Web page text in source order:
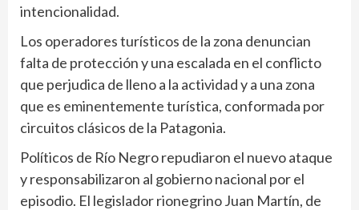
intencionalidad.
Los operadores turísticos de la zona denuncian
falta de protección y una escalada en el conflicto
que perjudica de lleno a la actividad y a una zona
que es eminentemente turística, conformada por
circuitos clásicos de la Patagonia.
Políticos de Río Negro repudiaron el nuevo ataque
y responsabilizaron al gobierno nacional por el
episodio. El legislador rionegrino Juan Martín, de